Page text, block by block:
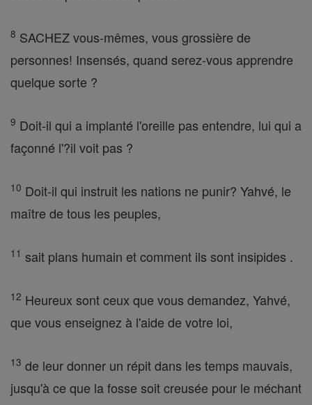
8 SACHEZ vous-mêmes, vous grossière de
personnes! Insensés, quand serez-vous apprendre
quelque sorte ?
9 Doit-il qui a implanté l'oreille pas entendre, lui qui a
façonné l'?il voit pas ?
10 Doit-il qui instruit les nations ne punir? Yahvé, le
maître de tous les peuples,
11 sait plans humain et comment ils sont insipides .
12 Heureux sont ceux que vous demandez, Yahvé,
que vous enseignez à l'aide de votre loi,
13 de leur donner un répit dans les temps mauvais,
jusqu'à ce que la fosse soit creusée pour le méchant